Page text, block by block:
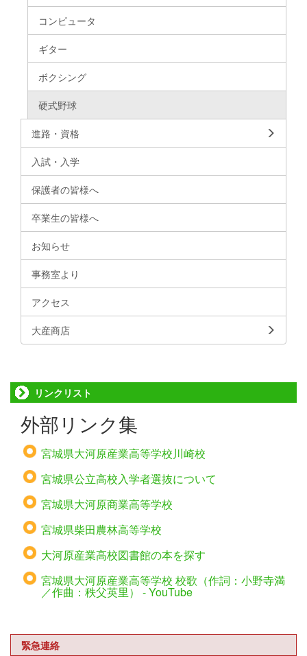
コンピュータ
ギター
ボクシング
硬式野球
進路・資格
入試・入学
保護者の皆様へ
卒業生の皆様へ
お知らせ
事務室より
アクセス
大産商店
リンクリスト
外部リンク集
宮城県大河原産業高等学校川崎校
宮城県公立高校入学者選抜について
宮城県大河原商業高等学校
宮城県柴田農林高等学校
大河原産業高校図書館の本を探す
宮城県大河原産業高等学校 校歌（作詞：小野寺満
／作曲：秩父英里） - YouTube
緊急連絡